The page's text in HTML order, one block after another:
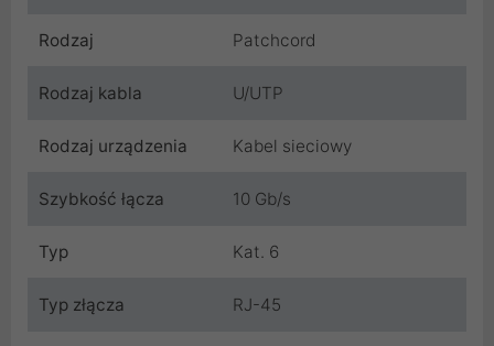
Rodzaj Patchcord
Rodzaj kabla U/UTP
Rodzaj urządzenia Kabel sieciowy
Szybkość łącza 10 Gb/s
Typ Kat. 6
Typ złącza RJ-45